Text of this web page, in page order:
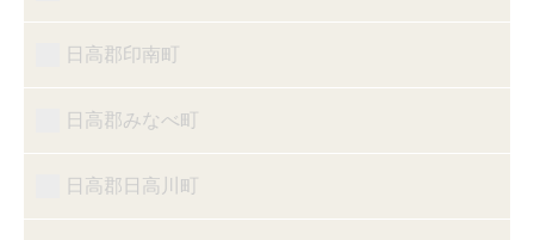
日高郡印南町
日高郡みなべ町
日高郡日高川町